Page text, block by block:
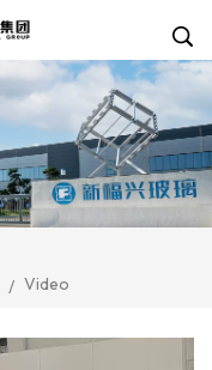
/ Video